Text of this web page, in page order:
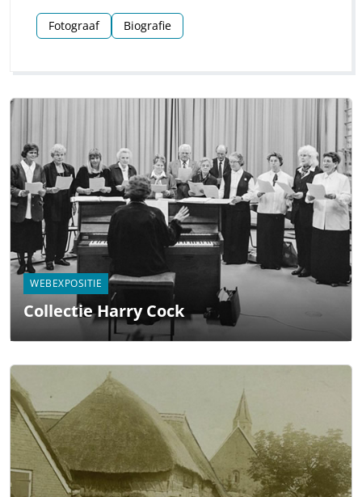
Linde en omgeving. Groepsfoto’s van
schoolkinderen, portretten en beelden van
Fotograaf Biografie
WEBEXPOSITIE
Collectie Harry Cock